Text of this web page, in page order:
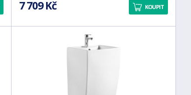
7 709 Kč KOUPIT